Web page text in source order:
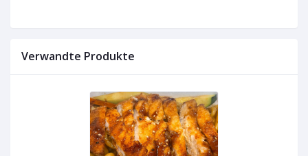
Verwandte Produkte